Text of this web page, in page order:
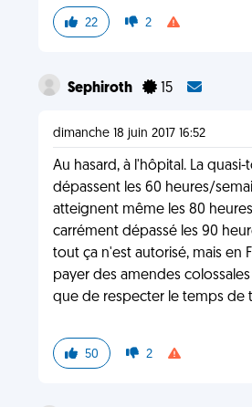
22 2
Sephiroth 15
dimanche 18 juin 2017 16:52
Au hasard, à l'hôpital. La
dépassent les 60 heures/
atteignent même les 80
carrément dépassé les 90
tout ça n'est autorisé, mais en
payer des amendes
que de respecter le temps de
50 2